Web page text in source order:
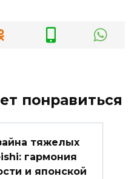
понравиться
тяжелых
гармония
и японской